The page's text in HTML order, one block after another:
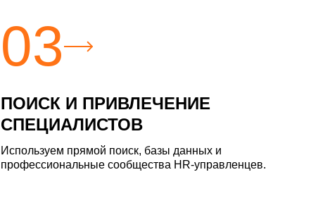
03
ПОИСК И ПРИВЛЕЧЕНИЕ
СПЕЦИАЛИСТОВ
Используем прямой поиск, базы данных и
профессиональные сообщества HR-управленцев.